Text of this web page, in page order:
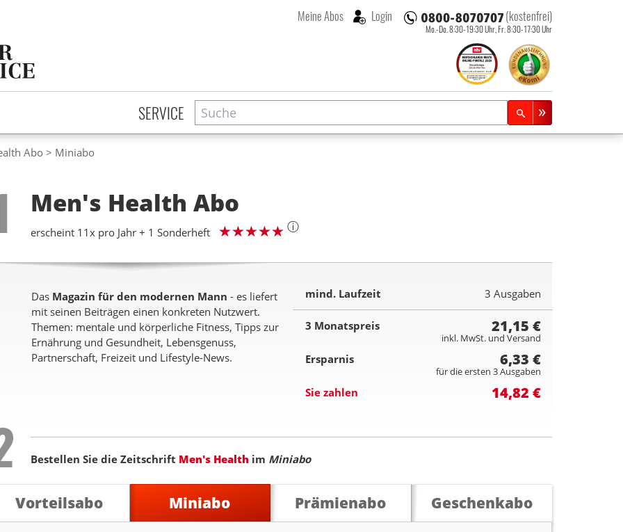
(kostenfrei)
Mo.-Do. 8:30-19:30 Uhr, Fr. 8:30-17:30 Uhr
Meine Abos Login
SERVICE Suche
Zeitschriftensuche
Abo Miniabo
Men's Health Abo
erscheint 11x pro Jahr + 1 Sonderheft ⓘ
Das Magazin für den modernen Mann - es liefert
mit seinen Beiträgen einen konkreten Nutzwert.
Themen: mentale und körperliche Fitness, Tipps zur
Ernährung und Gesundheit, Lebensgenuss,
Partnerschaft, Freizeit und Lifestyle-News.
mind. Laufzeit 3 Ausgaben
3 Monatspreis 21,15 €
inkl. MwSt. und Versand
Ersparnis 6,33 €
für die ersten 3 Ausgaben
Sie zahlen 14,82 €
Bestellen Sie die Zeitschrift Men's Health im Miniabo
Vorteilsabo Miniabo Prämienabo Geschenkabo